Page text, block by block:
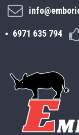
6971 635 794